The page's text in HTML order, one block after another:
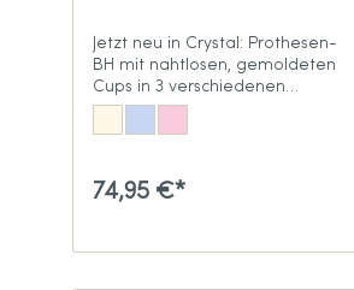
Jetzt neu in Crystal: Prothesen-
BH mit nahtlosen, gemoldeten
Cups in 3 verschiedenen
Farben
74,95 €*